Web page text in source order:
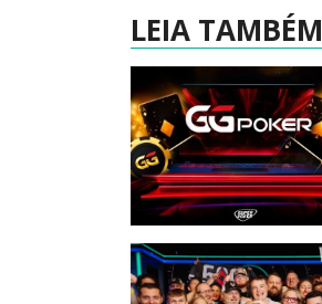
LEIA TAMBÉM